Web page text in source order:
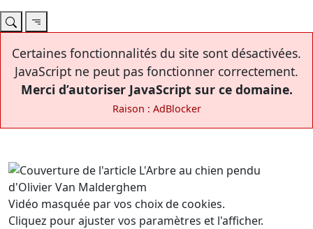
Certaines fonctionnalités du site sont désactivées.
JavaScript ne peut pas fonctionner correctement.
Merci d’autoriser JavaScript sur ce domaine.
Raison : AdBlocker
Vidéo masquée par vos choix de cookies.
Cliquez pour ajuster vos paramètres et l'afficher.